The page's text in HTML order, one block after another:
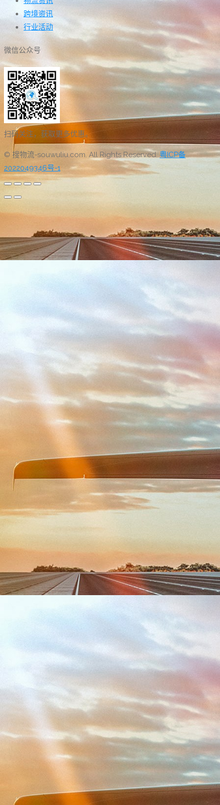
跨境资讯
行业活动
微信公众号
扫码关注，获取更多优惠。
© 搜物流-souwuliu.com. All Rights Reserved.粤ICP备
2022049346号-1